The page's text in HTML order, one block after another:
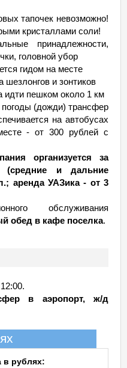
тапочек невозможно!
кристаллами соли!
принадлежности,
головной убор
гидом на месте
шезлонгов и зонтиков
идти пешком около 1 км
(дожди) трансфер
на автобусах
- от 300 рублей с
организуется за
(средние и дальние
аренда УАЗика - от 3
обслуживания
обед в кафе поселка.
в аэропорт, ж/д
в рублях: